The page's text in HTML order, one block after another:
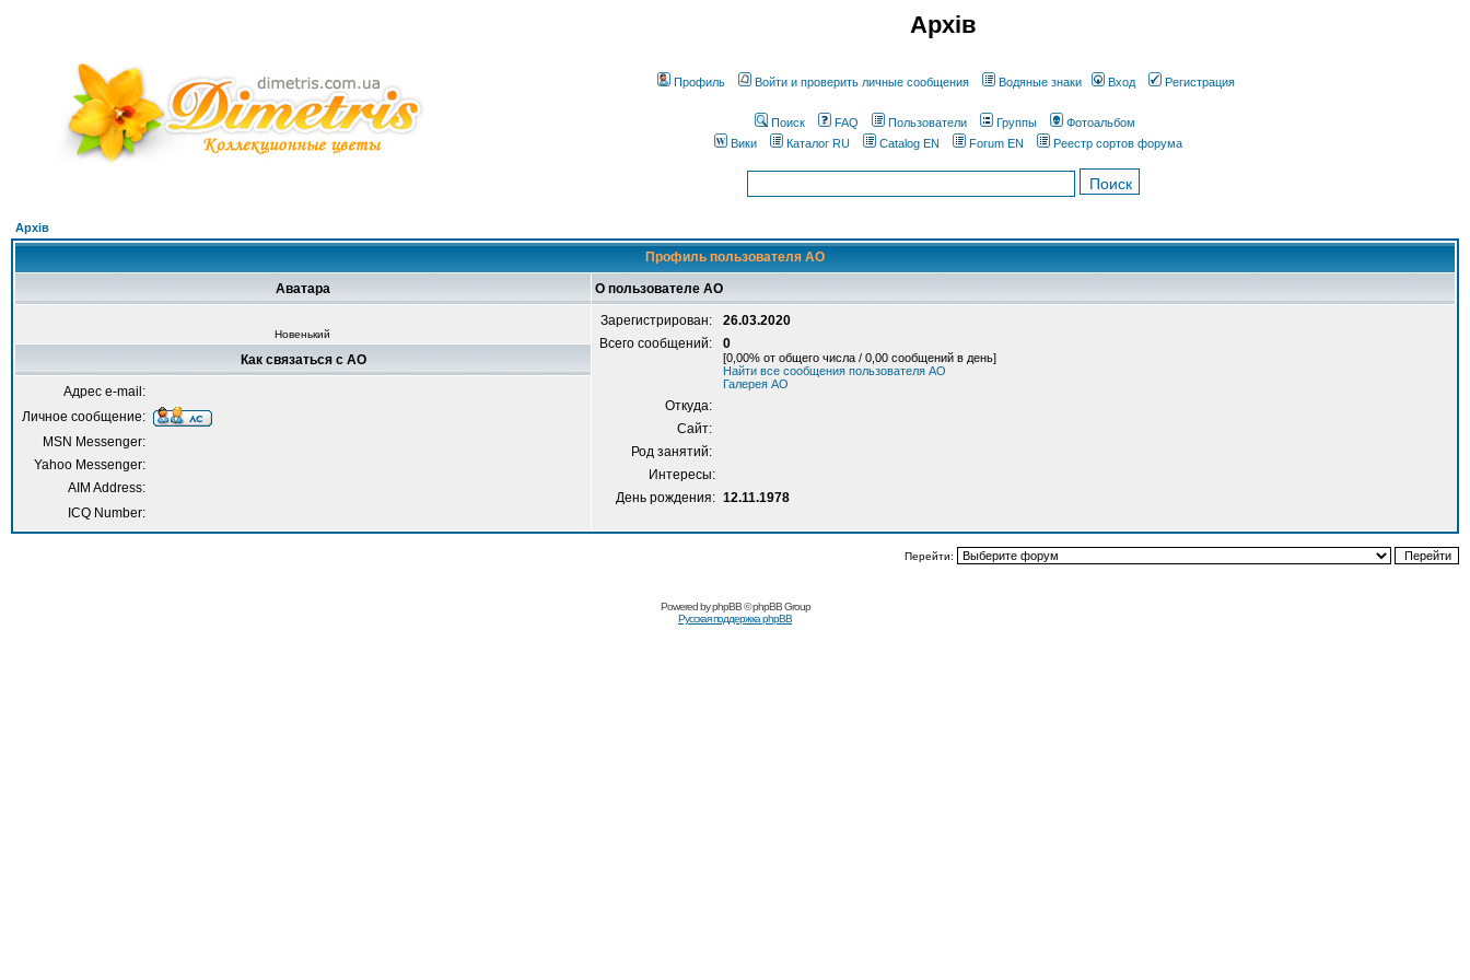
Архів
Профиль Войти и проверить личные сообщения Водяные знаки Вход Регистрация
Поиск FAQ Пользователи Группы
Фотоальбом
Вики
Каталог RU Catalog EN Forum EN Реестр сортов форума
Архів
Профиль пользователя AO
Аватара О пользователе AO
Новенький
Зарегистрирован:
26.03.2020
Всего сообщений:
0
[0,00% от общего числа / 0,00 сообщений в день]
Найти все сообщения пользователя AO
Галерея AO
Откуда:
Сайт:
Род занятий:
Интересы:
День рождения: 12.11.1978
Как связаться с AO
Адрес e-mail:
Личное сообщение:
MSN Messenger:
Yahoo Messenger:
AIM Address:
ICQ Number:
Перейти:
Powered byphpBB© phpBB Group
Русская поддержка phpBB